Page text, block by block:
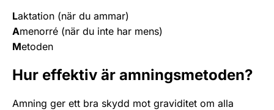
Laktation (när du ammar)
Amenorré (när du inte har mens)
Metoden
Hur effektiv är amningsmetoden?
Amning ger ett bra skydd mot graviditet om alla